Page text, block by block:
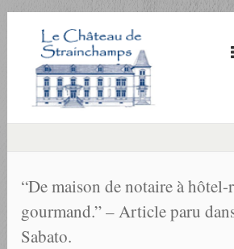
“De maison de notaire à hôtel-
gourmand.” – Article paru
Sabato.